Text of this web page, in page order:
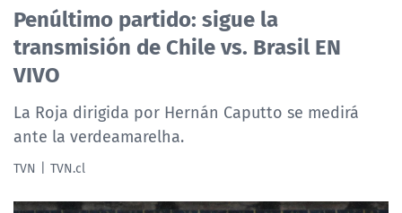
CASTING MASTERCHEF CHILE
CASTING TVN VERTICAL
TVN VERTICAL
TVN PLAY
Penúltimo partido: sigue la
transmisión de Chile vs. Brasil EN
VIVO
La Roja dirigida por Hernán Caputto se medirá
ante la verdeamarelha.
TVN TVN.cl